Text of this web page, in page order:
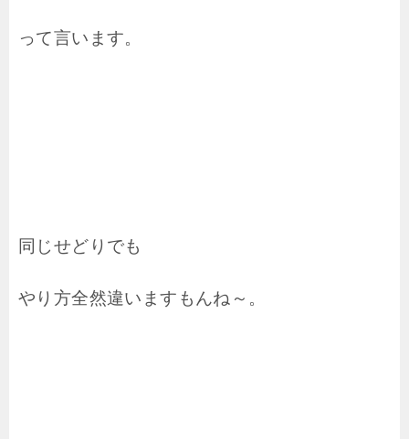
って言います。
同じせどりでも
やり方全然違いますもんね～。